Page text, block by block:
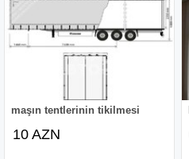
maşın tentlerinin tikilmesi
10 AZN